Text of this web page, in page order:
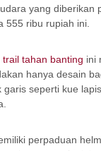
yang diberikan
555 ribu rupiah ini.
tahan banting ini
hanya desain
seperti kue
perpaduan